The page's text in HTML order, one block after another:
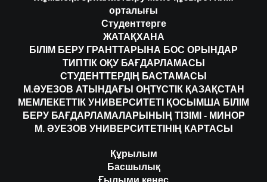
орталығы
Студенттерге
ЖАТАҚХАНА
БІЛІМ БЕРУ ГРАНТТАРЫНА БОС ОРЫНДАР
ТИПТІК ОҚУ БАҒДАРЛАМАСЫ
СТУДЕНТТЕРДІҢ БАСТАМАСЫ
М.ӘУЕЗОВ АТЫНДАҒЫ ОҢТҮСТІК ҚАЗАҚСТАН
МЕМЛЕКЕТТІК УНИВЕРСИТЕТІ ҚОСЫМША БІЛІМ
БЕРУ БАҒДАРЛАМАЛАРЫНЫҢ ТІЗІМІ - МИНОР
М. ӘУЕЗОВ УНИВЕРСИТЕТІНІҢ КАРТАСЫ
Құрылым
Басшылық
Ғылыми кеңес